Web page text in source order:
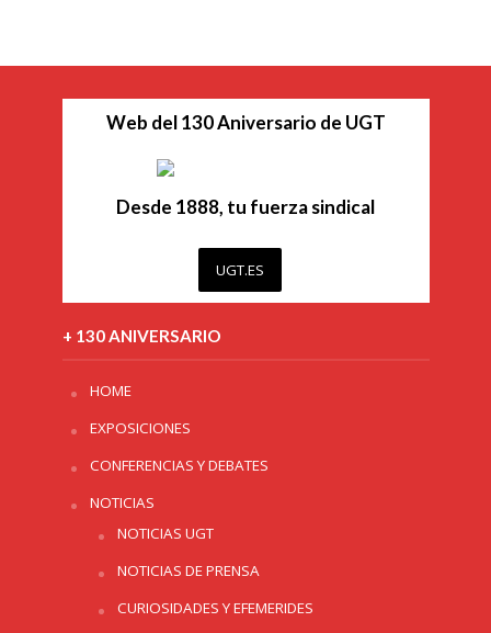
Web del 130 Aniversario de UGT
Desde 1888, tu fuerza sindical
UGT.ES
+ 130 ANIVERSARIO
HOME
EXPOSICIONES
CONFERENCIAS Y DEBATES
NOTICIAS
NOTICIAS UGT
NOTICIAS DE PRENSA
CURIOSIDADES Y EFEMERIDES